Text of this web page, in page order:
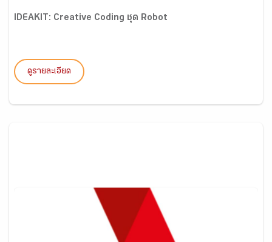
IDEAKIT: Creative Coding ชุด Robot
ดูรายละเอียด